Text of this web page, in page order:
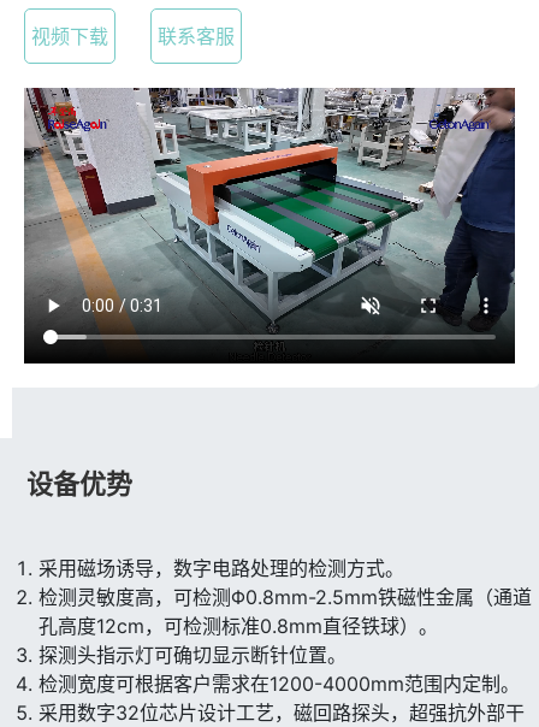
视频下载
联系客服
设备优势
采用磁场诱导，数字电路处理的检测方式。
检测灵敏度高，可检测Φ0.8mm-2.5mm铁磁性金属（通道
孔高度12cm，可检测标准0.8mm直径铁球）。
探测头指示灯可确切显示断针位置。
检测宽度可根据客户需求在1200-4000mm范围内定制。
采用数字32位芯片设计工艺，磁回路探头，超强抗外部干